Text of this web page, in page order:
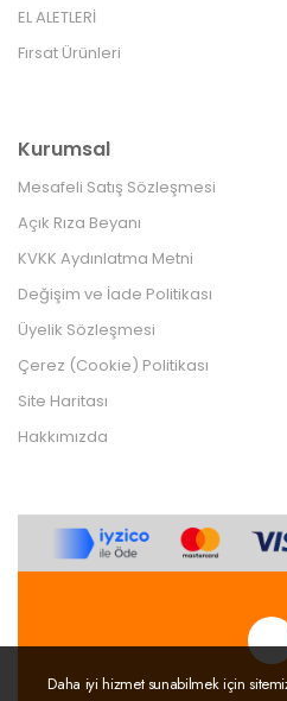
EL ALETLERİ
Fırsat Ürünleri
Kurumsal
Mesafeli Satış Sözleşmesi
Açık Rıza Beyanı
KVKK Aydınlatma Metni
Değişim ve İade Politikası
Üyelik Sözleşmesi
Çerez (Cookie) Politikası
Site Haritası
Hakkımızda
Daha iyi hizmet sunabilmek için